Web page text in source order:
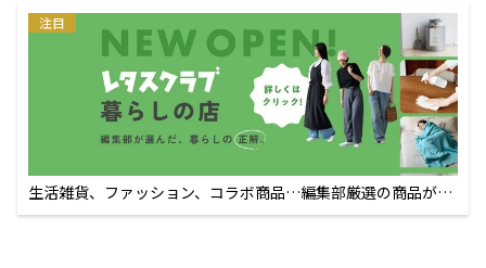
注目
生活雑貨、ファッション、コラボ商品…編集部厳選の商品が買
えるECサイト